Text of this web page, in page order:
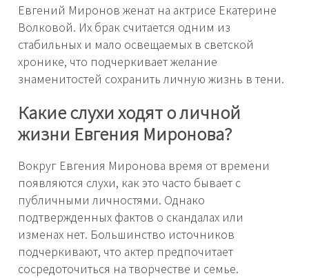
Евгений Миронов женат на актрисе Екатерине
Волковой. Их брак считается одним из
стабильных и мало освещаемых в светской
хронике, что подчеркивает желание
знаменитостей сохранить личную жизнь в тени.
Какие слухи ходят о личной
жизни Евгения Миронова?
Вокруг Евгения Миронова время от времени
появляются слухи, как это часто бывает с
публичными личностями. Однако
подтвержденных фактов о скандалах или
изменах нет. Большинство источников
подчеркивают, что актер предпочитает
сосредоточиться на творчестве и семье.